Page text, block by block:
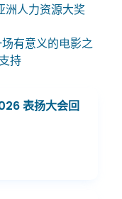
洲人力资源大奖
有意义的电影之
持
表扬大会回